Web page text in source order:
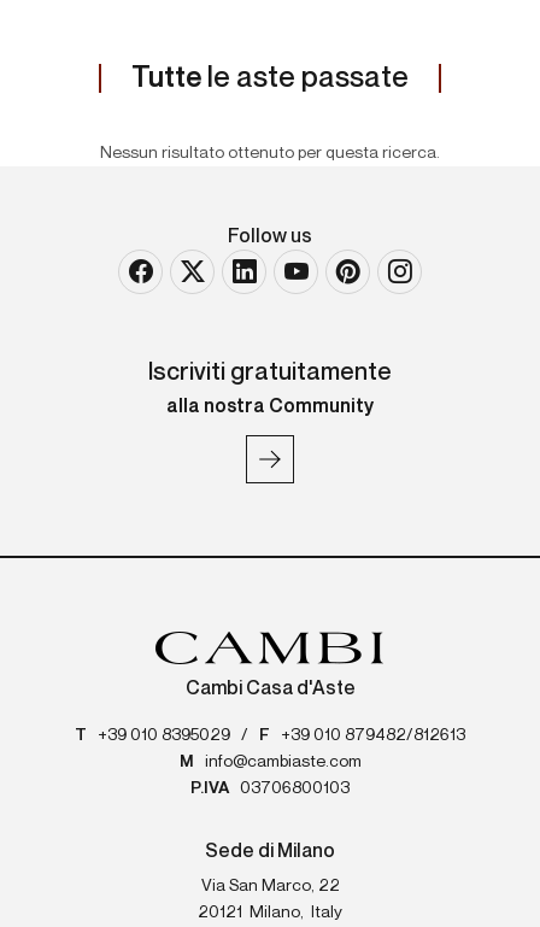
Tutte le aste passate
Nessun risultato ottenuto per questa ricerca.
Follow us
Iscriviti gratuitamente
alla nostra Community
Cambi Casa d'Aste
T +39 010 8395029 / F
+39 010 879482/812613
M
info@cambiaste.com
P.IVA
03706800103
Sede di Milano
Via San Marco, 22
20121
Milano
Italy